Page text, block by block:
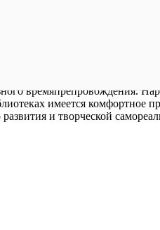
времяпрепровождения.
имеется комфортное
и творческой